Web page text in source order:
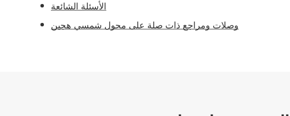
الأسئلة الشائعة
وصلات ومراجع ذات صلة على محول شمسي هجين